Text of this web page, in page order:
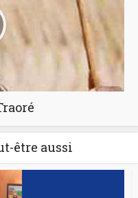
être aussi